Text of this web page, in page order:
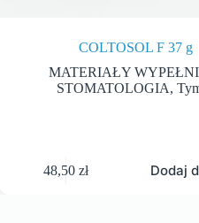
COLTOSOL F 37 g
MATERIAŁY
STOMATOLOGIA,
48,50 zł Dodaj